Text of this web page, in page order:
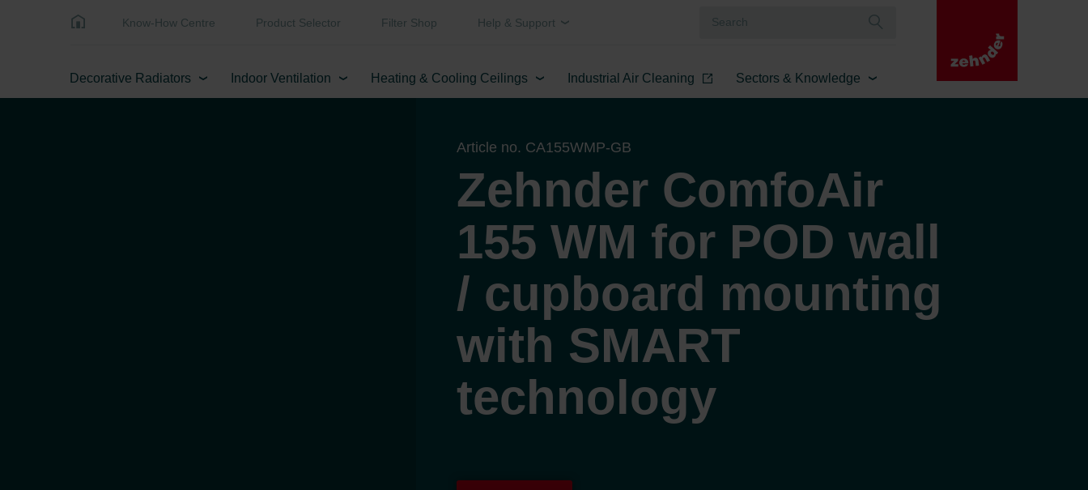
Know-How Centre Product Selector Filter Shop Help & Support
Decorative Radiators Indoor Ventilation Heating & Cooling Ceilings Industrial Air Cleaning Sectors & Knowledge
Article no. CA155WMP-GB
Zehnder ComfoAir
155 WM for POD wall
/ cupboard mounting
with SMART
technology